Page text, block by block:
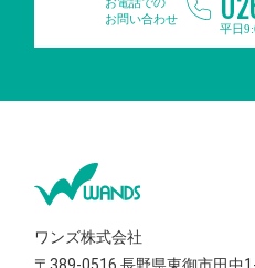
お電話での
お問い合わせ
平日
ワンズ株式会社